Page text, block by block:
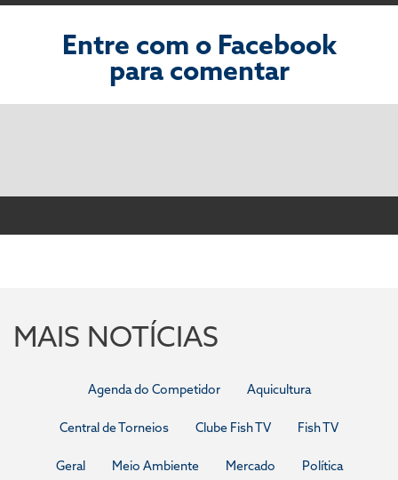
Entre com o Facebook
para comentar
MAIS NOTÍCIAS
Agenda do Competidor Aquicultura
Central de Torneios Clube Fish TV Fish TV
Geral Meio Ambiente Mercado Política